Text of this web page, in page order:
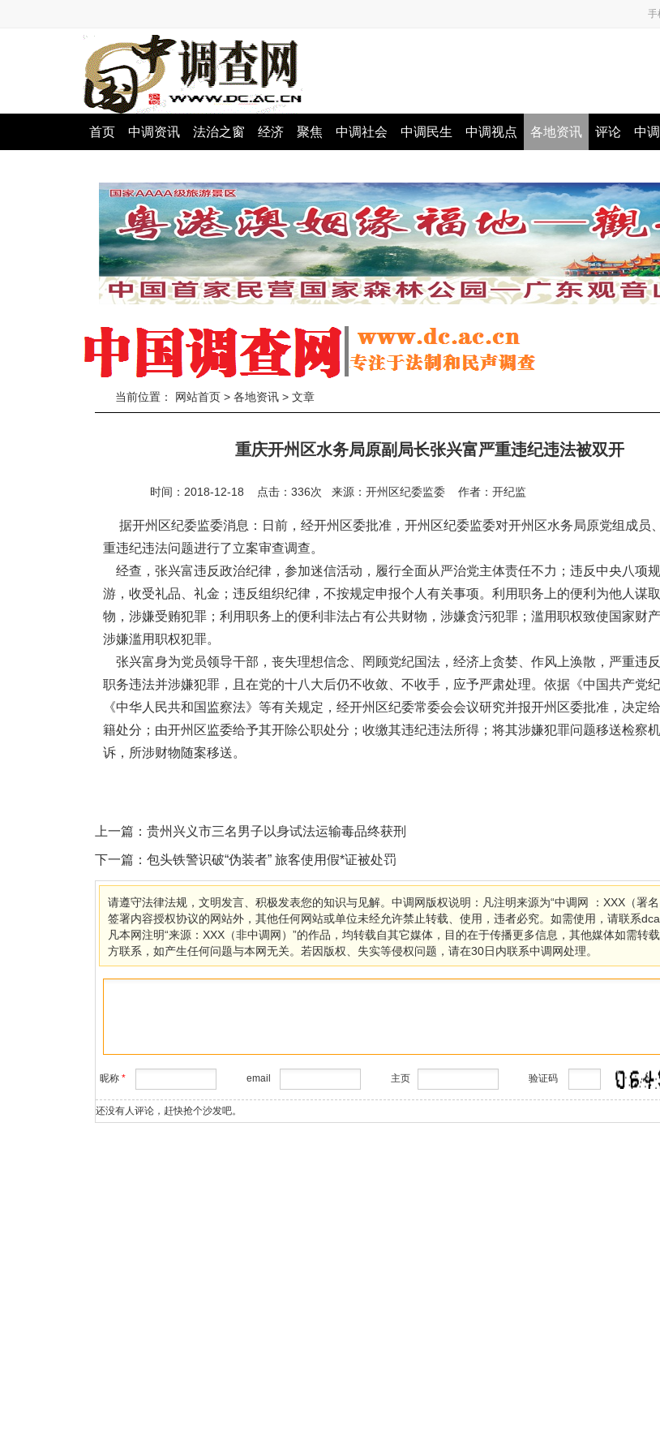
手
首页 中调资讯 法治之窗 经济 聚焦 中调社会 中调民生 中调视点 各地资讯 评论 中
当前位置： 网站首页 > 各地资讯 > 文章
重庆开州区水务局原副局长张兴富严重违纪违法被双开
时间：2018-12-18 点击： 336次 来源：开州区纪委监委 作者：开纪监
据开州区纪委监委消息：日前，经开州区委批准，开州区纪委监委对开州区水务局原党组成员
重违纪违法问题进行了立案审查调查。
经查，张兴富违反政治纪律，参加迷信活动，履行全面从严治党主体责任不力；违反中央八项
游，收受礼品、礼金；违反组织纪律，不按规定申报个人有关事项。利用职务上的便利为他人谋
物，涉嫌受贿犯罪；利用职务上的便利非法占有公共财物，涉嫌贪污犯罪；滥用职权致使国家财
涉嫌滥用职权犯罪。
张兴富身为党员领导干部，丧失理想信念、罔顾党纪国法，经济上贪婪、作风上涣散，严重违
职务违法并涉嫌犯罪，且在党的十八大后仍不收敛、不收手，应予严肃处理。依据《中国共产党纪
《中华人民共和国监察法》等有关规定，经开州区纪委常委会会议研究并报开州区委批准，决定
籍处分；由开州区监委给予其开除公职处分；收缴其违纪违法所得；将其涉嫌犯罪问题移送检察
诉，所涉财物随案移送。
上一篇： 贵州兴义市三名男子以身试法运输毒品终获刑
下一篇： 包头铁警识破“伪装者” 旅客使用假*证被处罚
请遵守法律法规，文明发言、积极发表您的知识与见解。中调网版权说明：凡注明来源为“中调网 ：XXX（署
签署内容授权协议的网站外，其他任何网站或单位未经允许禁止转载、使用，违者必究。如需使用，请联系
凡本网注明“来源：XXX（非中调网）”的作品，均转载自其它媒体，目的在于传播更多信息，其他媒体如需转
方联系，如产生任何问题与本网无关。若因版权、失实等侵权问题，请在30日内联系中调网处理。
昵称* email 主页 验证码
还没有人评论，赶快抢个沙发吧。